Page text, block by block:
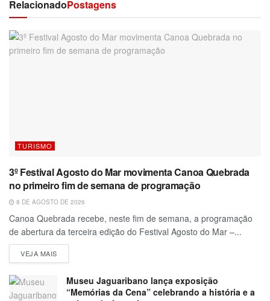
RelacionadoPostagens
TURISMO
3º Festival Agosto do Mar movimenta Canoa Quebrada
no primeiro fim de semana de programação
8 DE AGOSTO DE 2026
Canoa Quebrada recebe, neste fim de semana, a programação
de abertura da terceira edição do Festival Agosto do Mar –...
VEJA MAIS
Museu Jaguaribano lança exposição
“Memórias da Cena” celebrando a história e a